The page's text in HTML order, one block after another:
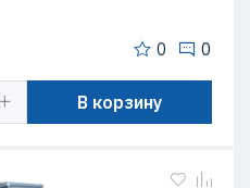
0 0
В корзину